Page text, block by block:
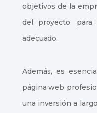
objetivos de la
del proyecto, para
adecuado.
Además, es
página web
una inversión a